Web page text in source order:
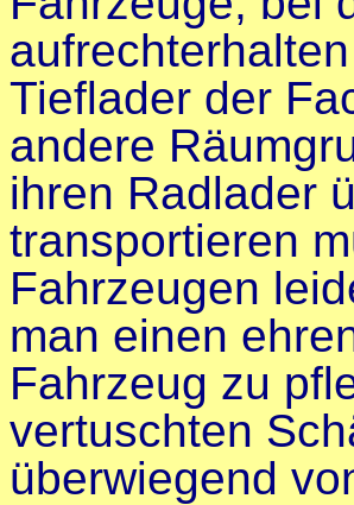
Tieflader der
andere
ihren Radlader
transportieren
Fahrzeugen
man einen
Fahrzeug zu
vertuschten
überwiegend